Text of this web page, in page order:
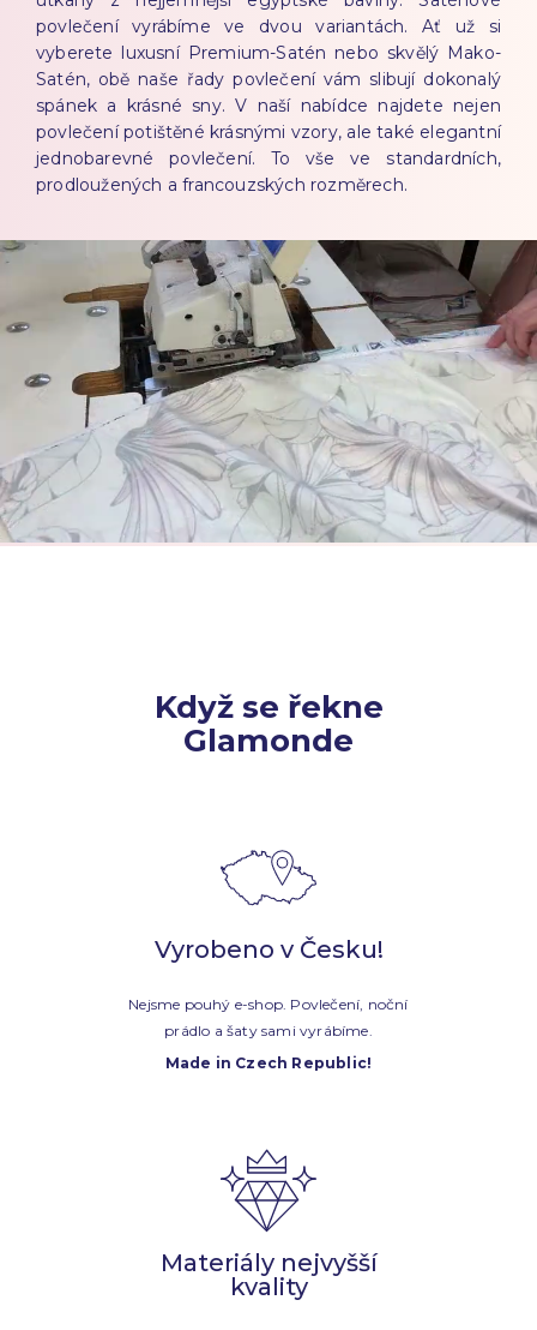
povlečení vyrábíme ve dvou variantách. Ať už si
vyberete luxusní Premium-Satén nebo skvělý Mako-
Satén, obě naše řady povlečení vám slibují dokonalý
spánek a krásné sny. V naší nabídce najdete nejen
povlečení potištěné krásnými vzory, ale také elegantní
jednobarevné povlečení. To vše ve standardních,
prodloužených a francouzských rozměrech.
Když se řekne
Glamonde
Vyrobeno v Česku!
Nejsme pouhý e-shop. Povlečení, noční
prádlo a šaty sami vyrábíme.
Made in Czech Republic!
Materiály nejvyšší
kvality